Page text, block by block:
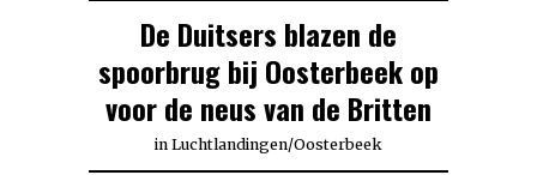
De Duitsers blazen de
spoorbrug bij Oosterbeek op
voor de neus van de Britten
in Luchtlandingen/Oosterbeek